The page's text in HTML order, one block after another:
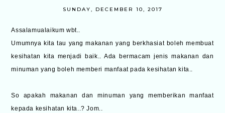
SUNDAY, DECEMBER 10, 2017
Assalamualaikum wbt..
Umumnya kita tau yang makanan yang berkhasiat boleh membuat
kesihatan kita menjadi baik.. Ada bermacam jenis makanan dan
minuman yang boleh memberi manfaat pada kesihatan kita..
So apakah makanan dan minuman yang memberikan manfaat
kepada kesihatan kita..? Jom..